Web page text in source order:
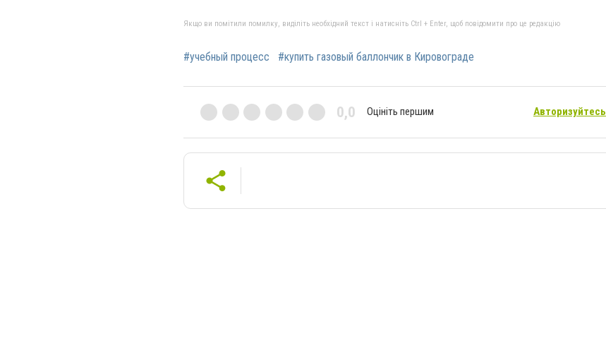
Якщо ви помітили помилку, виділіть необхідний текст і натисніть Ctrl + Enter, щоб повідомити про це редакцію
#учебный процесс #купить газовый баллончик в Кировограде
0,0 Оцініть першим Авторизуйтесь